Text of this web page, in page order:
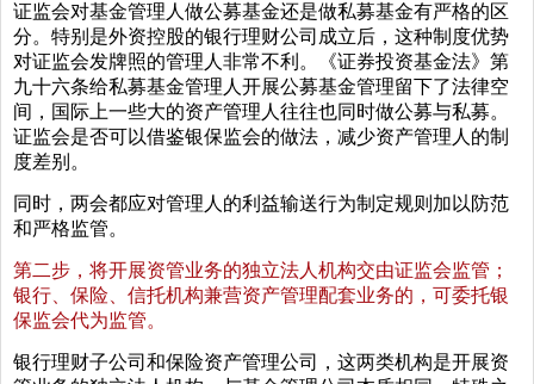
证监会对基金管理人做公募基金还是做私募基金有严格的区
分。特别是外资控股的银行理财公司成立后，这种制度优势
对证监会发牌照的管理人非常不利。《证券投资基金法》第
九十六条给私募基金管理人开展公募基金管理留下了法律空
间，国际上一些大的资产管理人往往也同时做公募与私募。
证监会是否可以借鉴银保监会的做法，减少资产管理人的制
度差别。
同时，两会都应对管理人的利益输送行为制定规则加以防范
和严格监管。
第二步，将开展资管业务的独立法人机构交由证监会监管；
银行、保险、信托机构兼营资产管理配套业务的，可委托银
保监会代为监管。
银行理财子公司和保险资产管理公司，这两类机构是开展资